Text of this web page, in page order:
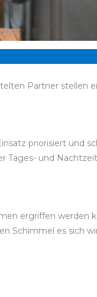
Partner stellen
priorisiert und
Tages- und
ergriffen werden
Schimmel es sich